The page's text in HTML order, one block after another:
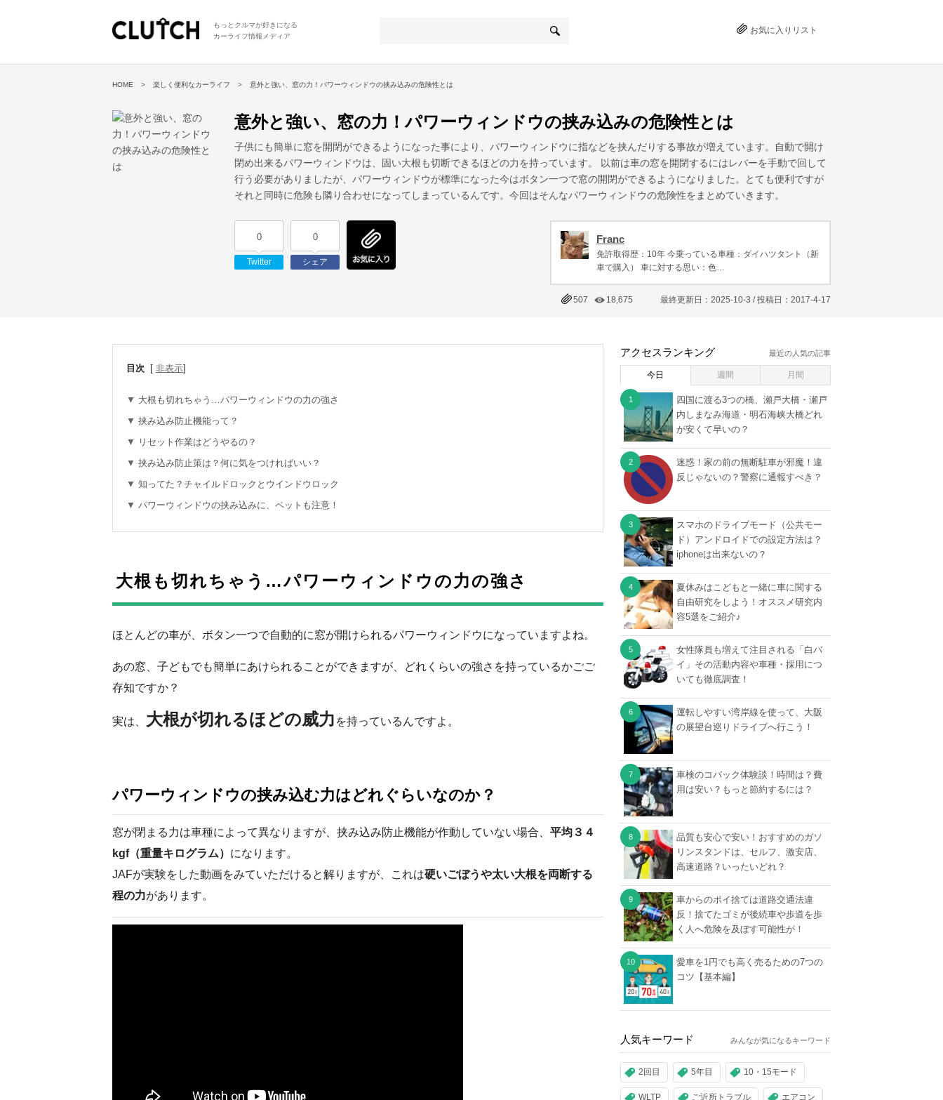
もっとクルマが好きになる
カーライフ情報メディア
お気に入りリスト
HOME 楽しく便利なカーライフ 意外と強い、窓の力！パワーウィンドウの挟み込みの危険性とは
意外と強い、窓の力！パワーウィンドウの挟み込みの危険性とは
子供にも簡単に窓を開閉ができるようになった事により、パワーウィンドウに指などを挟んだりする事故が増えています。自動で開け
閉め出来るパワーウィンドウは、固い大根も切断できるほどの力を持っています。 以前は車の窓を開閉するにはレバーを手動で回して
行う必要がありましたが、パワーウィンドウが標準になった今はボタン一つで窓の開閉ができるようになりました。とても便利ですが
それと同時に危険も隣り合わせになってしまっているんです。今回はそんなパワーウィンドウの危険性をまとめていきます。
0
Twitter
0
シェア
Franc
免許取得歴：10年 今乗っている車種：ダイハツタント（新
車で購入） 車に対する思い：色…
507 18,675 最終更新日：2025-10-3 / 投稿日： 2017-4-17
目次 [ 非表示]
大根も切れちゃう…パワーウィンドウの力の強さ
挟み込み防止機能って？
リセット作業はどうやるの？
挟み込み防止策は？何に気をつければいい？
知ってた？チャイルドロックとウインドウロック
パワーウィンドウの挟み込みに、ペットも注意！
大根も切れちゃう…パワーウィンドウの力の強さ
ほとんどの車が、ボタン一つで自動的に窓が開けられるパワーウィンドウになっていますよね。
あの窓、子どもでも簡単にあけられることができますが、どれくらいの強さを持っているかごご
存知ですか？
実は、 大根が切れるほどの威力 を持っているんですよ。
パワーウィンドウの挟み込む力はどれぐらいなのか？
窓が閉まる力は車種によって異なりますが、挟み込み防止機能が作動していない場合、 平均３４
kgf（重量キログラム） になります。
JAFが実験をした動画をみていただけると解りますが、これは硬いごぼうや太い大根を両断する
程の力があります。
アクセスランキング 最近の人気の記事
今日 週間 月間
四国に渡る3つの橋、瀬戸大橋・瀬戸
内しまなみ海道・明石海峡大橋どれ
が安くて早いの？
迷惑！家の前の無断駐車が邪魔！違
反じゃないの？警察に通報すべき？
スマホのドライブモード（公共モー
ド）アンドロイドでの設定方法は？
iphoneは出来ないの？
夏休みはこどもと一緒に車に関する
自由研究をしよう！オススメ研究内
容5選をご紹介♪
女性隊員も増えて注目される「白バ
イ」その活動内容や車種・採用につ
いても徹底調査！
運転しやすい湾岸線を使って、大阪
の展望台巡りドライブへ行こう！
車検のコバック体験談！時間は？費
用は安い？もっと節約するには？
品質も安心で安い！おすすめのガソ
リンスタンドは、セルフ、激安店、
高速道路？いったいどれ？
車からのポイ捨ては道路交通法違
反！捨てたゴミが後続車や歩道を歩
く人へ危険を及ぼす可能性が！
愛車を1円でも高く売るための7つの
コツ【基本編】
人気キーワード みんなが気になるキーワード
2回目 5年目 10・15モード
WLTP ご近所トラブル エアコン